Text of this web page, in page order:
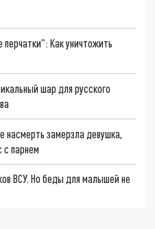
Как уничтожить
шар для русского
насмерть замерзла девушка,
с парнем
ВСУ. Но беды для малышей не